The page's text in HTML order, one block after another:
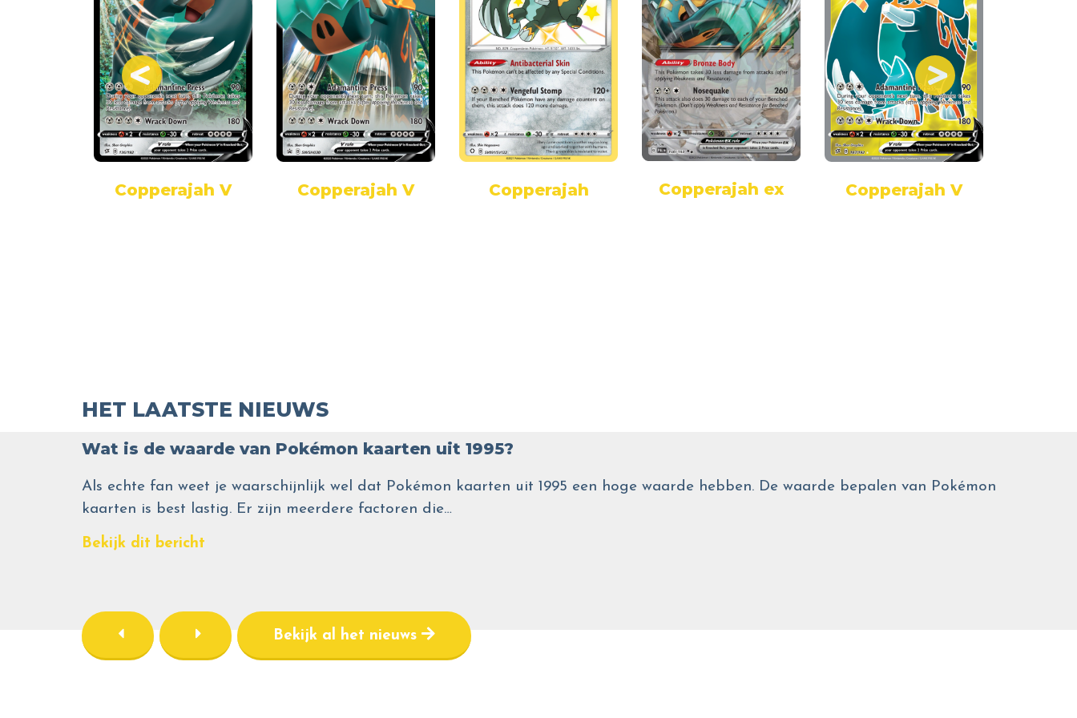
Copperajah V Copperajah V Copperajah Copperajah ex Copperajah V
HET LAATSTE NIEUWS
Wat is de waarde van Pokémon kaarten uit 1995?
Als echte fan weet je waarschijnlijk wel dat Pokémon kaarten uit 1995 een hoge waarde hebben. De waarde bepalen van Pokémon
kaarten is best lastig. Er zijn meerdere factoren die…
Bekijk dit bericht
Bekijk al het nieuws